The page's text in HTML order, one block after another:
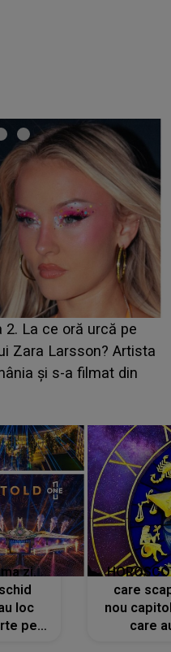
din "Casa Iubirii" l-a
CINE ESTE
Aflându-se în fața
IMEDIAT: "Am
zi.
loc
pe
care
nou
care